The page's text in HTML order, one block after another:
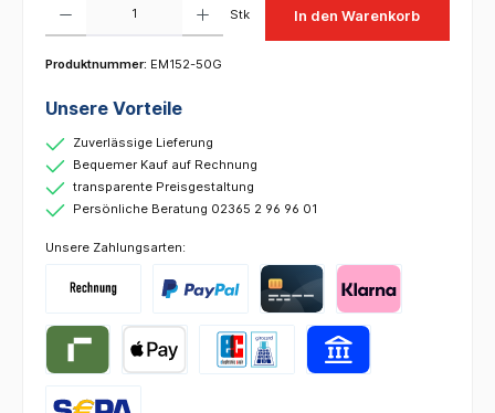
Stk In den Warenkorb
Produktnummer: EM152-50G
Unsere Vorteile
Zuverlässige Lieferung
Bequemer Kauf auf Rechnung
transparente Preisgestaltung
Persönliche Beratung 02365 2 96 96 01
Unsere Zahlungsarten: